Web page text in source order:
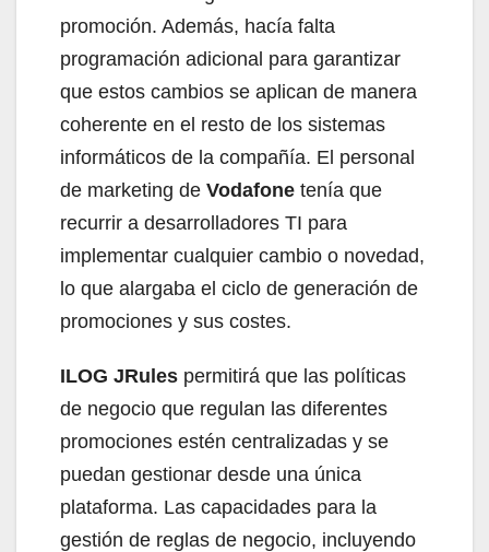
promoción. Además, hacía falta
programación adicional para garantizar
que estos cambios se aplican de manera
coherente en el resto de los sistemas
informáticos de la compañía. El personal
de marketing de Vodafone tenía que
recurrir a desarrolladores TI para
implementar cualquier cambio o novedad,
lo que alargaba el ciclo de generación de
promociones y sus costes.
ILOG JRules permitirá que las políticas
de negocio que regulan las diferentes
promociones estén centralizadas y se
puedan gestionar desde una única
plataforma. Las capacidades para la
gestión de reglas de negocio, incluyendo